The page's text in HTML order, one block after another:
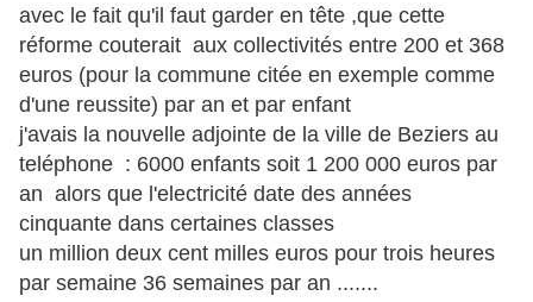
avec le fait qu'il faut garder en tête ,que cette
réforme couterait aux collectivités entre 200 et 368
euros (pour la commune citée en exemple comme
d'une reussite) par an et par enfant
j'avais la nouvelle adjointe de la ville de Beziers au
teléphone : 6000 enfants soit 1 200 000 euros par
an alors que l'electricité date des années
cinquante dans certaines classes
un million deux cent milles euros pour trois heures
par semaine 36 semaines par an .......